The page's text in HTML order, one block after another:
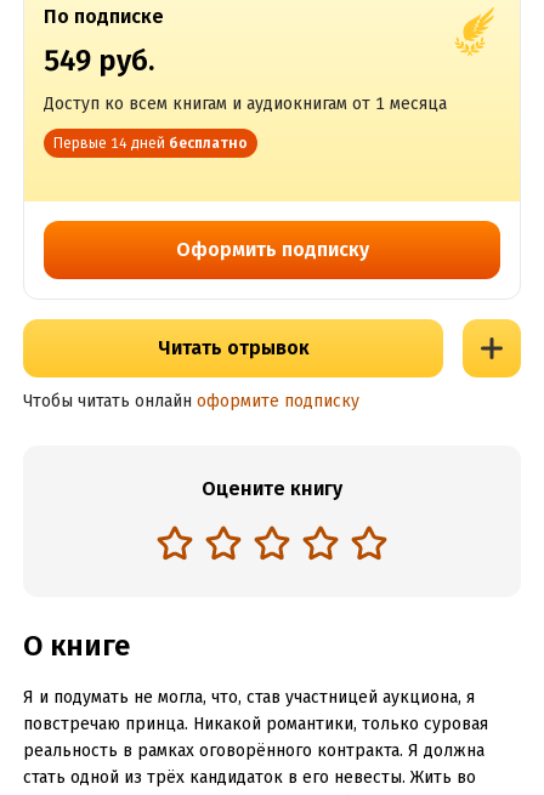
По подписке
549 руб.
Доступ ко всем книгам и аудиокнигам от 1 месяца
Первые 14 дней бесплатно
Оформить подписку
Читать отрывок
Чтобы читать онлайн оформите подписку
Оцените книгу
О книге
Я и подумать не могла, что, став участницей аукциона, я
повстречаю принца. Никакой романтики, только суровая
реальность в рамках оговорённого контракта. Я должна
стать одной из трёх кандидаток в его невесты. Жить во